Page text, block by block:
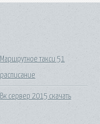
Маршрутное такси 51
расписание
Вк сервер 2015 скачать